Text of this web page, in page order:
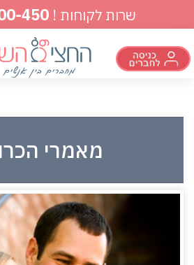
שרות לקוחות ! 450
מאמרי